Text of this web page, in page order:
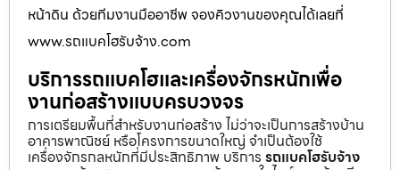
หน้าดิน ด้วยทีมงานมืออาชีพ จองคิวงานของคุณได้เลยที่
www.รถแบคโฮรับจ้าง.com
บริการรถแบคโฮและเครื่องจักรหนักเพื่อ
งานก่อสร้างแบบครบวงจร
การเตรียมพื้นที่สำหรับงานก่อสร้าง ไม่ว่าจะเป็นการสร้างบ้าน
อาคารพาณิชย์ หรือโครงการขนาดใหญ่ จำเป็นต้องใช้
เครื่องจักรกลหนักที่มีประสิทธิภาพ บริการ รถแบคโฮรับจ้าง